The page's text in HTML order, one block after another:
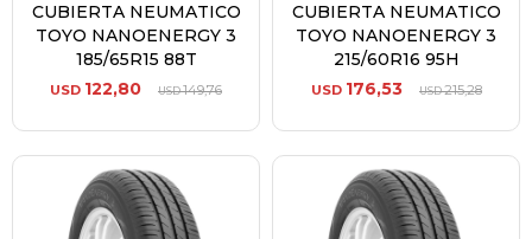
CUBIERTA NEUMATICO
TOYO NANOENERGY 3
185/65R15 88T
USD 122,80 USD149,76
CUBIERTA NEUMATICO
TOYO NANOENERGY 3
215/60R16 95H
USD 176,53 USD215,28